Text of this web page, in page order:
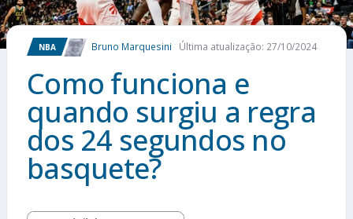
MAIS ESPORTES
NBA Bruno Marquesini Última atualização: 27/10/2024
Como funciona e
quando surgiu a regra
dos 24 segundos no
basquete?